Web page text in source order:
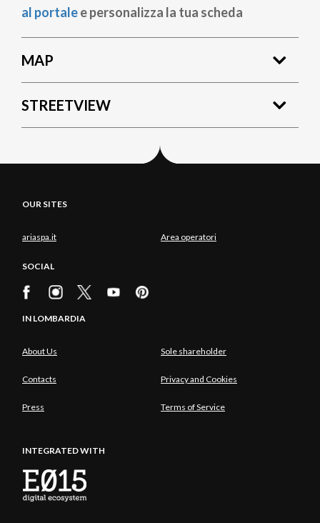
al portalee personalizza la tua scheda
MAP
STREETVIEW
OUR SITES
ariaspa.it Area operatori
SOCIAL
IN LOMBARDIA
About Us Sole shareholder
Contacts Privacy and Cookies
Press Terms of Service
INTEGRATED WITH